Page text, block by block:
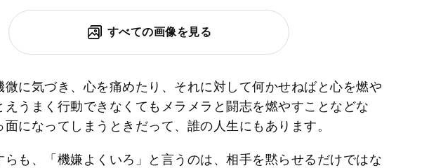
すべての画像を見る
微に気づき、心を痛めたり、それに対して何かせねばと心を燃や
えうまく行動できなくてもメラメラと闘志を燃やすことなどな
になってしまうときだって、誰の人生にもあります。
らも、「機嫌よくいろ」と言うのは、相手を黙らせるだけではな